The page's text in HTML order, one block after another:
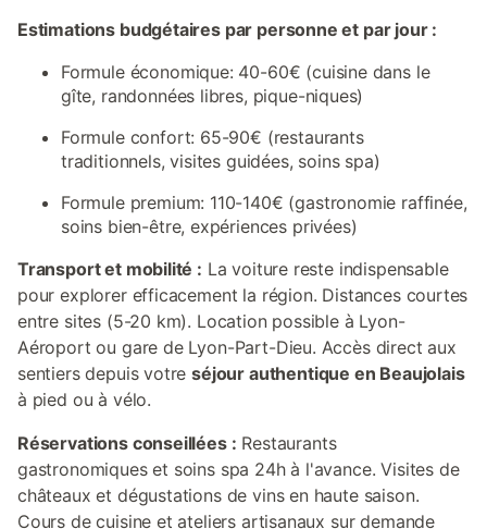
Estimations budgétaires par personne et par jour :
Formule économique: 40-60€ (cuisine dans le
gîte, randonnées libres, pique-niques)
Formule confort: 65-90€ (restaurants
traditionnels, visites guidées, soins spa)
Formule premium: 110-140€ (gastronomie raffinée,
soins bien-être, expériences privées)
Transport et mobilité : La voiture reste indispensable
pour explorer efficacement la région. Distances courtes
entre sites (5-20 km). Location possible à Lyon-
Aéroport ou gare de Lyon-Part-Dieu. Accès direct aux
sentiers depuis votreséjour authentique en Beaujolais
à pied ou à vélo.
Réservations conseillées : Restaurants
gastronomiques et soins spa 24h à l'avance. Visites de
châteaux et dégustations de vins en haute saison.
Cours de cuisine et ateliers artisanaux sur demande